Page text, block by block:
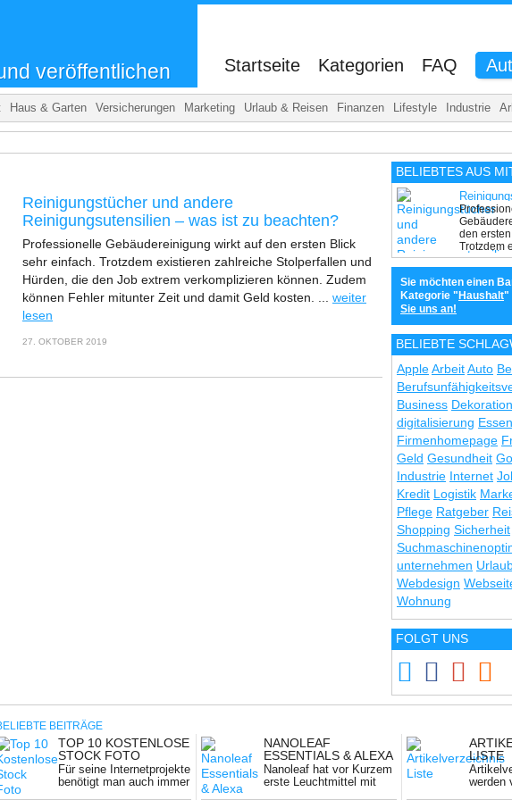
veröffentlichen Startseite Kategorien FAQ
Haus & Garten Versicherungen Marketing Urlaub & Reisen Finanzen Lifestyle Industrie
Reinigungstücher und andere
Reinigungsutensilien – was ist zu beachten?
Professionelle Gebäudereinigung wirkt auf den ersten Blick
sehr einfach. Trotzdem existieren zahlreiche Stolperfallen und
Hürden, die den Job extrem verkomplizieren können. Zudem
können Fehler mitunter Zeit und damit Geld kosten. ... weiter
lesen
27. OKTOBER 2019
BELIEBTES AUS
ist zu
den
Trotzdem
Sie möchten einen
Kategorie " Haushalt"
Sie uns an!
BELIEBTE
AppleArbeitAuto
Business Dekoration
digitalisierung Essen
Firmenhomepage
Geld Gesundheit
Industrie Internet
Kredit Logistik
Pflege Ratgeber
Shopping Sicherheit
unternehmen
Webdesign
Wohnung
FOLGT UNS
BEITRÄGE
TOP 10 KOSTENLOSE
STOCK FOTO
ANBIETER
Für seine Internetprojekte
benötigt man auch immer
NANOLEAF
ESSENTIALS & ALEXA
Nanoleaf hat vor Kurzem
erste Leuchtmittel mit
LISTE
werden